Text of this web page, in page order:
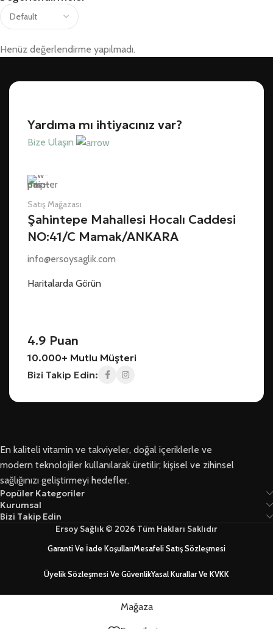
Henüz değerlendirme yapılmadı.
Yardıma mı ihtiyacınız var?
Bize Ulaşın
Satış Mağazası
Şahintepe Mahallesi Hocalı Caddesi
NO:41/C Mamak/ANKARA
info@ersoysaglik.com
Haritalarda Görün
4.9 Puan
10.000+ Mutlu Müşteri
Bizi Takip Edin:
En kaliteli vitamin ve takviyeler, doğal içeriklerle ve
modern teknolojiler kullanılarak üretilir; kişisel ve zihinsel
sağlığınızı geliştirmeyi hedefler.
Popüler Kategoriler
Kurumsal
Bizi Takip Edin
Ersoy Sağlık © 2026 Tüm Hakları Saklıdır
Garanti Ve İade KoşullarıMesafeli Satış Sözleşmesi
Üyelik Sözleşmesi Ve GüvenlikYasal Kurallar Ve KVKK
Mağaza